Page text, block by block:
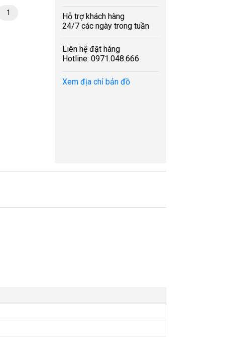
1
Hỗ trợ khách hàng
24/7 các ngày trong tuần
Liên hệ đặt hàng
Hotline: 0971.048.666
Xem địa chỉ bản đồ